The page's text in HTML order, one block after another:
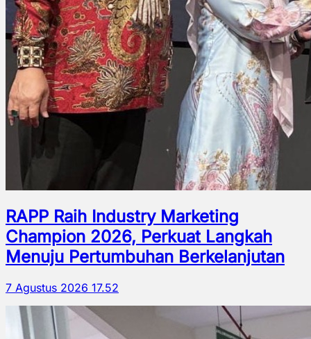
RAPP Raih Industry Marketing
Champion 2026, Perkuat Langkah
Menuju Pertumbuhan Berkelanjutan
7 Agustus 2026 17.52